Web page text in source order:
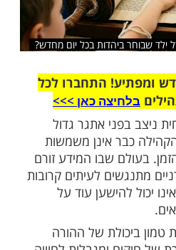
ביהדות בכל יום מחדש?
התחברו לכל
בלחיצה כאן >>>​